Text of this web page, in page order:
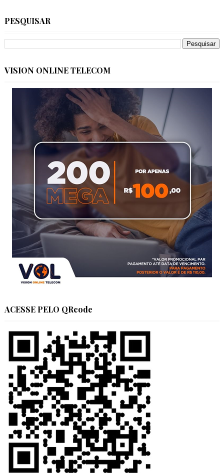
PESQUISAR
VISION ONLINE TELECOM
ACESSE PELO QRcode